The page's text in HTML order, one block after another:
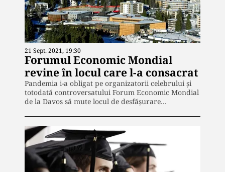
21 Sept. 2021, 19:30
Forumul Economic Mondial
revine în locul care l-a consacrat
Pandemia i-a obligat pe organizatorii celebrului și
totodată controversatului Forum Economic Mondial
de la Davos să mute locul de desfăşurare…